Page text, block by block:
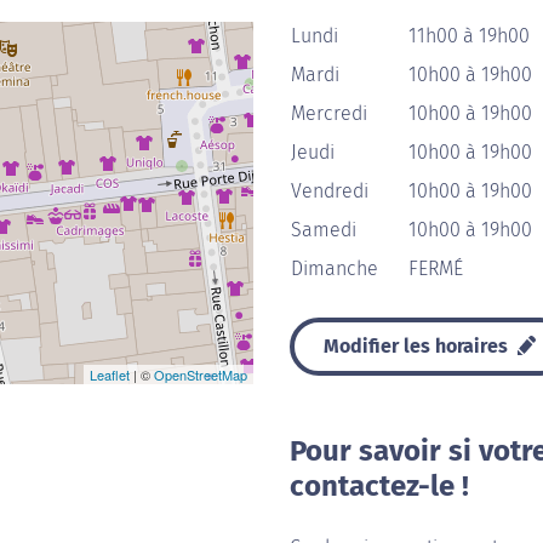
Leaflet | ©OpenStreetMap
Lundi
11h00 à 19h00
Mardi
10h00 à 19h00
Mercredi
10h00 à 19h00
Jeudi
10h00 à 19h00
Vendredi
10h00 à 19h00
Samedi
10h00 à 19h00
Dimanche
FERMÉ
Modifier les horaires
Pour savoir si
contactez-le !